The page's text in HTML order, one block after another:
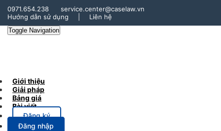
0971.654.238
service.center@caselaw.vn
Hướng dẫn sử dụng
Liên hệ
Toggle Navigation
Giới thiệu
Giải pháp
Bảng giá
Bài viết
Đăng ký
Đăng nhập